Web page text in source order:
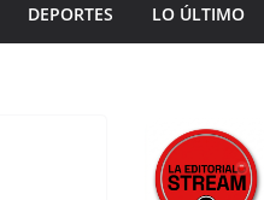
DEPORTES LO ÚLTIMO